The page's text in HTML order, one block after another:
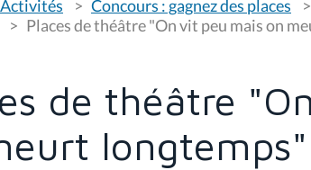
Activités Concours : gagnez des places
Places de théâtre "On vit peu mais on
de théâtre
longtemps"